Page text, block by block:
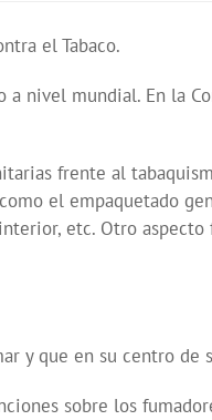
el Tabaco.
nivel mundial. En la
frente al
el empaquetado
etc. Otro
y que en su centro de
sobre los